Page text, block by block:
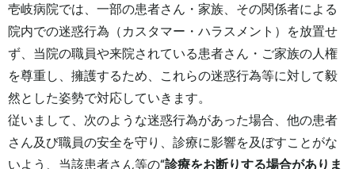
壱岐病院では、一部の患者さん・家族、その関係者による
院内での迷惑行為（カスタマー・ハラスメント）を放置せ
ず、当院の職員や来院されている患者さん・ご家族の人権
を尊重し、擁護するため、これらの迷惑行為等に対して毅
然とした姿勢で対応していきます。
従いまして、次のような迷惑行為があった場合、他の患者
さん及び職員の安全を守り、診療に影響を及ぼすことがな
いよう、当該患者さん等の“診療をお断りする場合がありま